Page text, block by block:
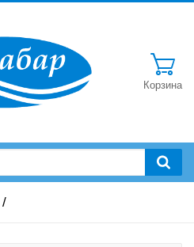
Корзина